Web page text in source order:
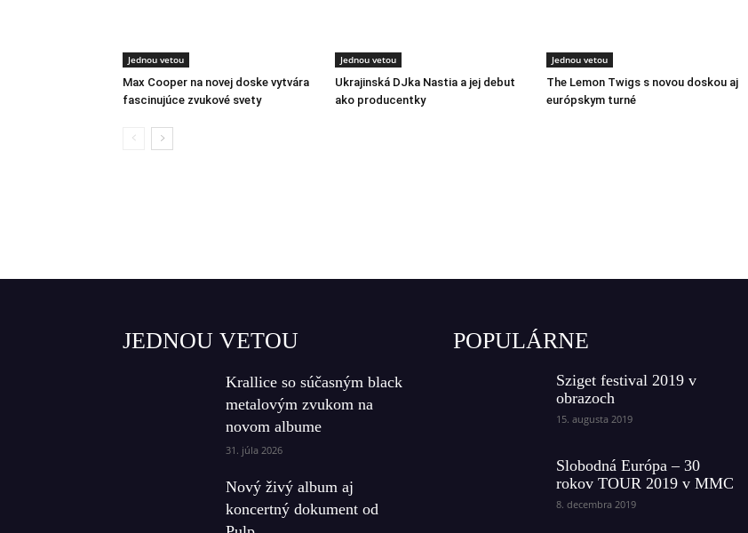
Jednou vetou
Max Cooper na novej doske vytvára
fascinujúce zvukové svety
Jednou vetou
Ukrajinská DJka Nastia a jej debut
ako producentky
Jednou vetou
The Lemon Twigs s novou doskou aj
európskym turné
JEDNOU VETOU
Krallice so súčasným black
metalovým zvukom na
novom albume
31. júla 2026
Nový živý album aj
koncertný dokument od
POPULÁRNE
Sziget festival 2019 v
obrazoch
15. augusta 2019
Slobodná Európa – 30
rokov TOUR 2019 v MMC
8. decembra 2019